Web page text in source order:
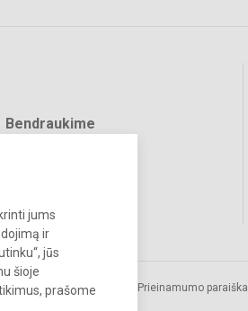
jums
ir
jūs
šioje
prašome
Bendraukime
teisės
Prieinamumo paraiška